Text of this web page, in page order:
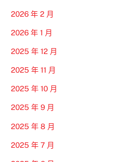
2026 年 2 月
2026 年 1 月
2025 年 12 月
2025 年 11 月
2025 年 10 月
2025 年 9 月
2025 年 8 月
2025 年 7 月